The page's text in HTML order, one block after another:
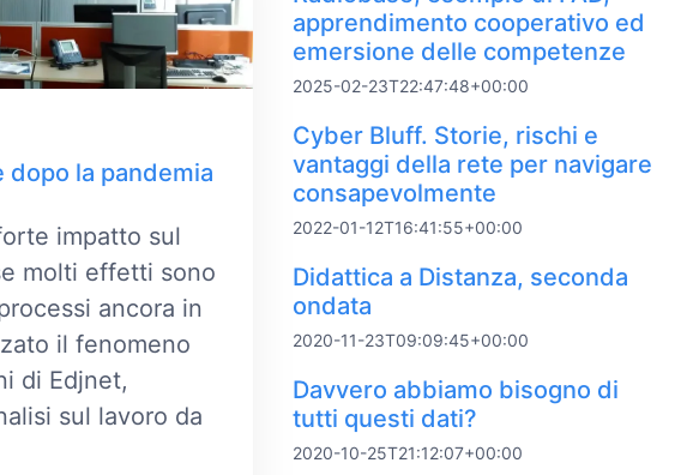
dopo la pandemia
impatto sul
molti effetti sono
ancora in
il fenomeno
di Edjnet,
sul lavoro da
apprendimento cooperativo ed
emersione delle competenze
2025-02-23T22:47:48+00:00
Cyber Bluff. Storie, rischi e
vantaggi della rete per navigare
consapevolmente
2022-01-12T16:41:55+00:00
Didattica a Distanza, seconda
ondata
2020-11-23T09:09:45+00:00
Davvero abbiamo bisogno di
tutti questi dati?
2020-10-25T21:12:07+00:00